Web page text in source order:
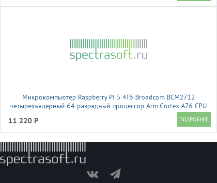
Микрокомпьютер Raspberry Pi 5 4Гб Broadcom BCM2712
четырехъядерный 64-разрядный процессор Arm Cortex-A76 CPU
11 220 ₽